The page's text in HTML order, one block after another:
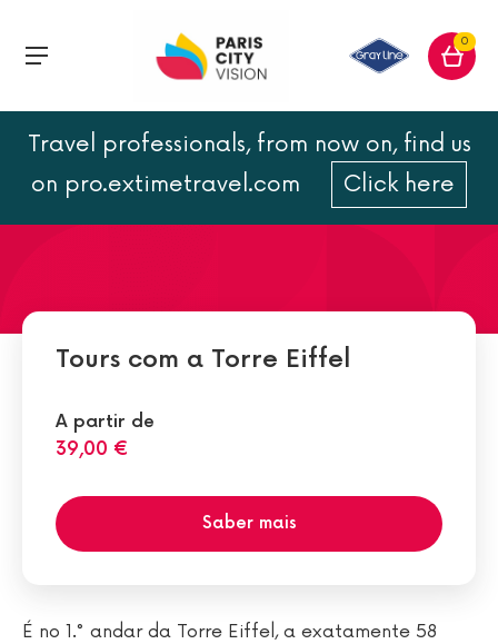
0
Travel professionals, from now on, find us
on pro.extimetravel.com
Click here
Madame Brasserieem Paris
Tours com a Torre Eiffel
A partir de
39,00 €
Saber mais
É no 1.° andar da Torre Eiffel, a exatamente 58